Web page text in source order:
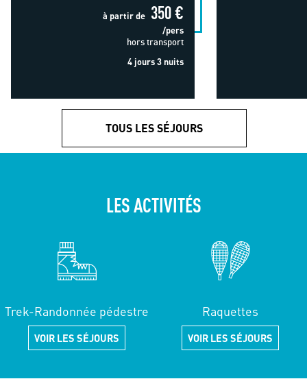
à partir de 350 €
/pers
hors transport
4 jours 3 nuits
TOUS LES SÉJOURS
LES ACTIVITÉS
Trek-Randonnée pédestre
VOIR LES SÉJOURS
Raquettes
VOIR LES SÉJOURS